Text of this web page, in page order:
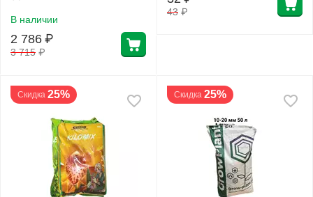
В наличии
3 715 ₽
2 786 ₽
43 ₽
Скидка 25% Скидка 25%